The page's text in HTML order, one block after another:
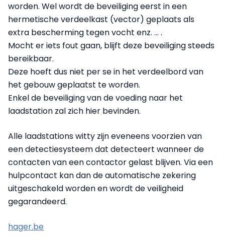
worden. Wel wordt de beveiliging eerst in een
hermetische verdeelkast (vector) geplaats als
extra bescherming tegen vocht enz. … .
Mocht er iets fout gaan, blijft deze beveiliging steeds
bereikbaar.
Deze hoeft dus niet per se in het verdeelbord van
het gebouw geplaatst te worden.
Enkel de beveiliging van de voeding naar het
laadstation zal zich hier bevinden.
Alle laadstations witty zijn eveneens voorzien van
een detectiesysteem dat detecteert wanneer de
contacten van een contactor gelast blijven. Via een
hulpcontact kan dan de automatische zekering
uitgeschakeld worden en wordt de veiligheid
gegarandeerd.
hager.be